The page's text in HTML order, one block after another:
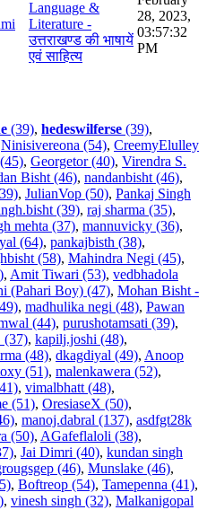
Language &
Literature -
उत्तराखण्ड की भाषायें
एवं साहित्य
28, 2023,
03:57:32
PM
(39), hedeswilferse (39),
Ninisivereona (54), CreemyElulley
, Georgetor (40), Virendra S.
Bisht (46), nandanbisht (46),
, JulianVop (50), Pankaj Singh
(39), raj sharma (35),
mehta (37), mannuvicky (36),
(64), pankajbisth (38),
(58), Mahindra Negi (45),
, Amit Tiwari (53), vedbhadola
(Pahari Boy) (47), Mohan Bisht -
, madhulika negi (48), Pawan
(44), purushotamsati (39),
(37), kapilj.joshi (48),
(48), dkagdiyal (49), Anoop
(51), malenkawera (52),
, vimalbhatt (48),
(51), OresiaseX (50),
, manoj.dabral (137), asdfgt28k
(50), AGafeflaloli (38),
, Jai Dimri (40), kundan singh
(46), Munslake (46),
, Boftreop (54), Tamepenna (41),
, vinesh singh (32), Malkanigopal